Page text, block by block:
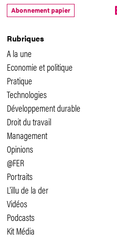
Rubriques
A la une
Economie et politique
Pratique
Technologies
Développement durable
Droit du travail
Management
Opinions
@FER
Portraits
L'illu de la der
Vidéos
Podcasts
Kit Média
Abonnement papier